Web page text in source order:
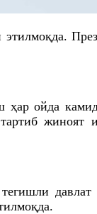
этилмоқда.
ҳар ойда
давлат